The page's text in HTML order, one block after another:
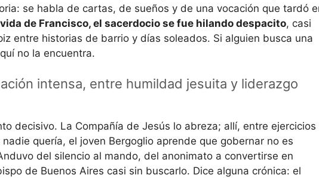
se habla de cartas, de sueños y de una vocación que tardó
vida de Francisco, el sacerdocio se fue hilando despacito, casi
entre historias de barrio y días soleados. Si alguien busca una
no la encuentra.
intensa, entre humildad jesuita y liderazgo
decisivo. La Compañía de Jesús lo abreza; allí, entre ejercicios
quería, el joven Bergoglio aprende que gobernar no es
del silencio al mando, del anonimato a convertirse en
de Buenos Aires casi sin buscarlo. Dice alguna crónica: el